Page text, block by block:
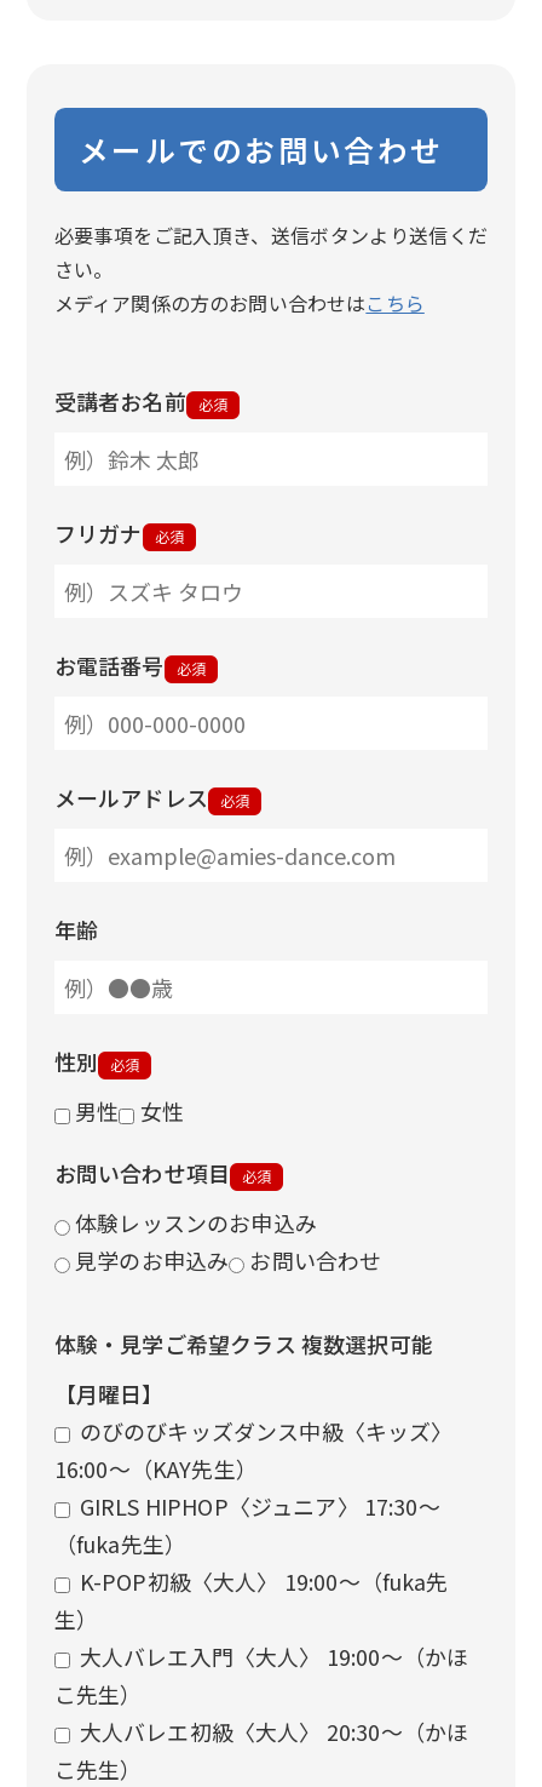
メールでのお問い合わせ
必要事項をご記入頂き、送信ボタンより送信くだ
さい。
メディア関係の方のお問い合わせはこちら
受講者お名前 必須
フリガナ 必須
お電話番号 必須
メールアドレス 必須
年齢
性別 必須
男性
女性
お問い合わせ項目 必須
体験レッスンのお申込み
見学のお申込み
お問い合わせ
体験・見学ご希望クラス 複数選択可能
【月曜日】
のびのびキッズダンス中級〈キッズ〉
16:00〜（KAY先生）
GIRLS HIPHOP〈ジュニア〉 17:30〜
（fuka先生）
K-POP初級〈大人〉 19:00〜（fuka先
生）
大人バレエ入門〈大人〉 19:00〜（かほ
こ先生）
大人バレエ初級〈大人〉 20:30〜（かほ
こ先生）